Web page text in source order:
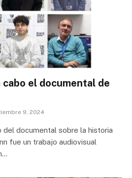
cabo el documental de
9, 2024
del documental sobre la historia
fue un trabajo audiovisual